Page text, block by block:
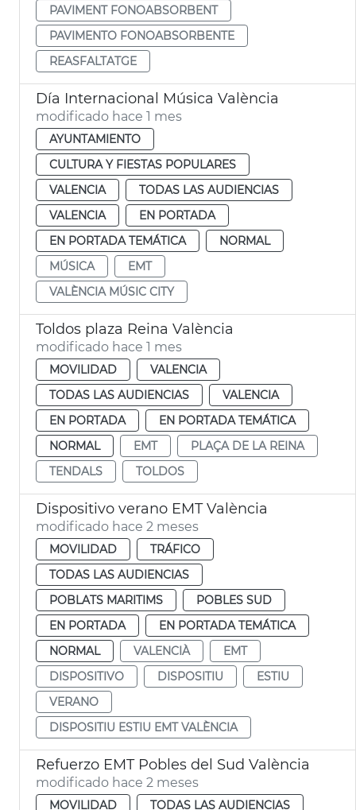
PAVIMENT FONOABSORBENT
PAVIMENTO FONOABSORBENTE
REASFALTATGE
Día Internacional Música València
modificado hace 1 mes
AYUNTAMIENTO
CULTURA Y FIESTAS POPULARES
VALENCIA
TODAS LAS AUDIENCIAS
VALENCIA
EN PORTADA
EN PORTADA TEMÁTICA
NORMAL
MÚSICA
EMT
VALÈNCIA MÚSIC CITY
Toldos plaza Reina València
modificado hace 1 mes
MOVILIDAD
VALENCIA
TODAS LAS AUDIENCIAS
VALENCIA
EN PORTADA
EN PORTADA TEMÁTICA
NORMAL
EMT
PLAÇA DE LA REINA
TENDALS
TOLDOS
Dispositivo verano EMT València
modificado hace 2 meses
MOVILIDAD
TRÁFICO
TODAS LAS AUDIENCIAS
POBLATS MARITIMS
POBLES SUD
EN PORTADA
EN PORTADA TEMÁTICA
NORMAL
VALENCIÀ
EMT
DISPOSITIVO
DISPOSITIU
ESTIU
VERANO
DISPOSITIU ESTIU EMT VALÈNCIA
Refuerzo EMT Pobles del Sud València
modificado hace 2 meses
MOVILIDAD TODAS LAS AUDIENCIAS